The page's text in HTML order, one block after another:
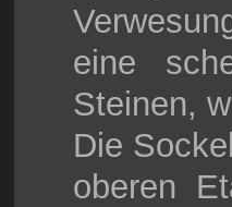
eine
Steinen,
Die
oberen